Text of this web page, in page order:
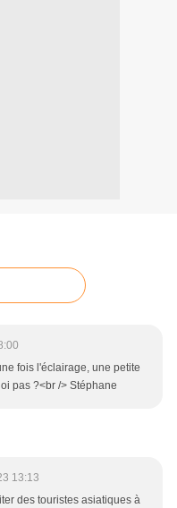
fois l'éclairage, une petite
pas ?<br /> Stéphane
13:13
des touristes asiatiques à